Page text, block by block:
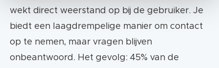
wekt direct weerstand op bij de gebruiker. Je
biedt een laagdrempelige manier om contact
op te nemen, maar vragen blijven
onbeantwoord. Het gevolg: 45% van de